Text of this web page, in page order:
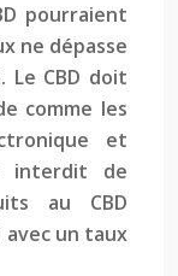
pourraient
ne dépasse
Le CBD doit
comme les
et
interdit de
au CBD
un taux